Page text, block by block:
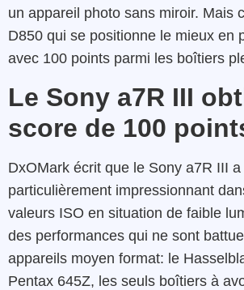
un appareil photo sans miroir. Mais
D850 qui se positionne le mieux en
avec 100 points parmi les boîtiers
Le Sony a7R III
score de 100
DxOMark écrit que le Sony a7R III a
particulièrement impressionnant
valeurs ISO en situation de faible
des performances qui ne sont
appareils moyen format: le
Pentax 645Z, les seuls boîtiers à